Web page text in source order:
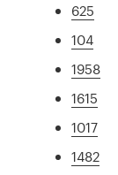
625
104
1958
1615
1017
1482